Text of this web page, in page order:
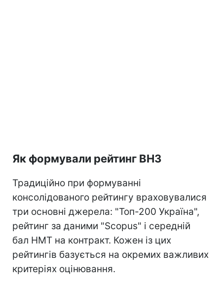
Як формували рейтинг ВНЗ
Традиційно при формуванні
консолідованого рейтингу враховувалися
три основні джерела: "Топ-200 Україна",
рейтинг за даними "Scopus" і середній
бал НМТ на контракт. Кожен із цих
рейтингів базується на окремих важливих
критеріях оцінювання.